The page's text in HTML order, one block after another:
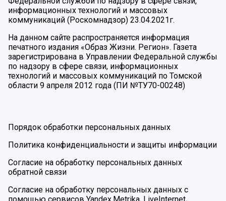
информационных технологий и массовых
коммуникаций (Роскомнадзор) 23.04.2021г.
На данном сайте распространяется информация
печатного издания «Образ Жизни. Регион». Газета
зарегистрирована в Управлении Федеральной службы
по надзору в сфере связи, информационных
технологий и массовых коммуникаций по Томской
области 9 апреля 2012 года (ПИ №ТУ70-00248)
Порядок обработки персональных данных
Политика конфиденциальности и защиты информации
Согласие на обработку персональных данных
обратной связи
Согласие на обработку персональных данных с